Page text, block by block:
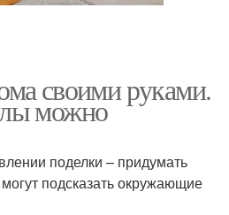
своими руками.
можно
поделки – придумать
подсказать окружающие